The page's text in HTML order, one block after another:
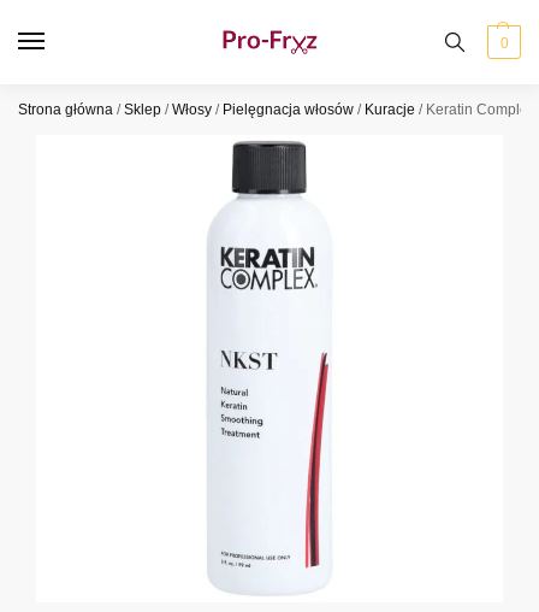
0
Strona główna /Sklep /Włosy / Pielęgnacja włosów / Kuracje / Keratin